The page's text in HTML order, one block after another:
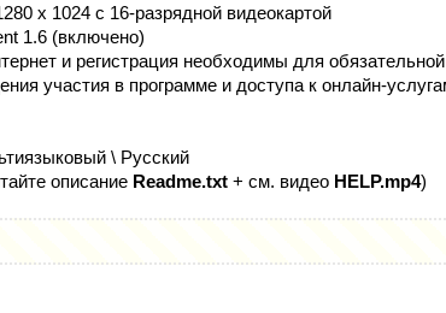
x 1024 с 16-разрядной видеокартой
1.6 (включено)
и регистрация необходимы для
участия в программе и доступа к онлайн-
\ Русский
описание Readme.txt + см. видео HELP.mp4)